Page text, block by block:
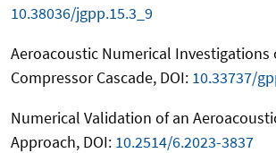
10.38036/jgpp.15.3_9
Aeroacoustic Numerical Investigations
Compressor Cascade, DOI: 10.33737/
Numerical Validation of an
Approach, DOI: 10.2514/6.2023-3837